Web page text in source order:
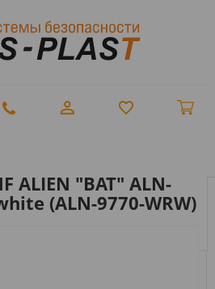
ALIEN "BAT" ALN-
(ALN-9770-WRW)